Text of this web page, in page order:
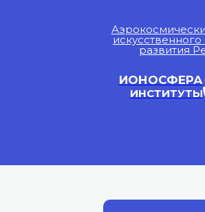
развития
ИОНОСФЕРА
ИНСТИТУТЫ